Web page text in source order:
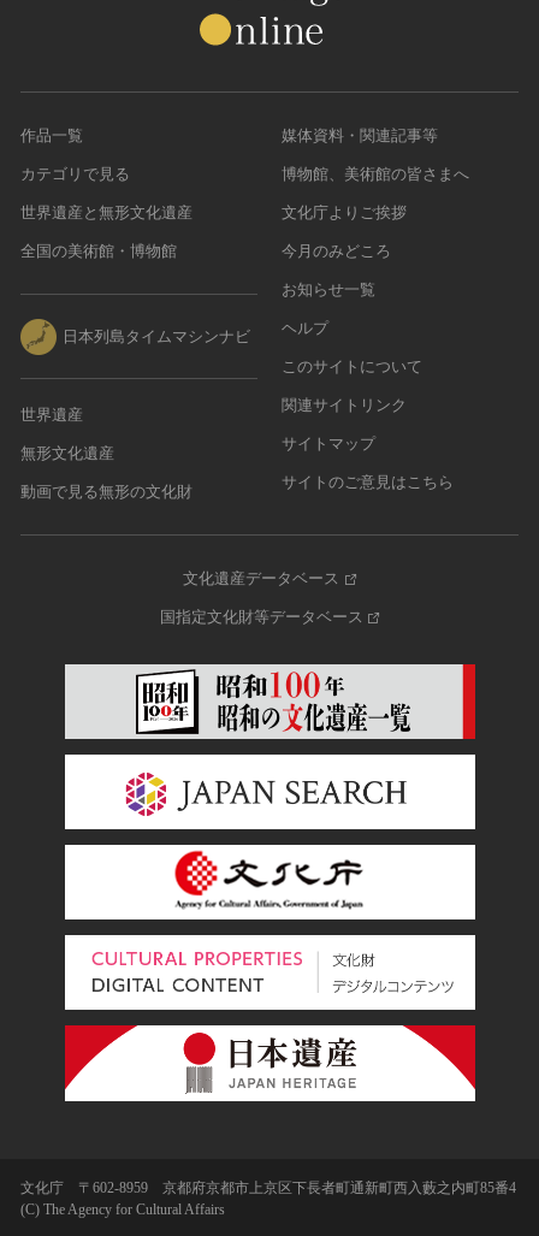
作品一覧
カテゴリで見る
世界遺産と無形文化遺産
全国の美術館・博物館
日本列島タイムマシンナビ
世界遺産
無形文化遺産
動画で見る無形の文化財
媒体資料・関連記事等
博物館、美術館の皆さまへ
文化庁よりご挨拶
今月のみどころ
お知らせ一覧
ヘルプ
このサイトについて
関連サイトリンク
サイトマップ
サイトのご意見はこちら
文化遺産データベース
国指定文化財等データベース
文化庁 〒602-8959 京都府京都市上京区下長者町通新町西入藪之内町85番4
(C) The Agency for Cultural Affairs